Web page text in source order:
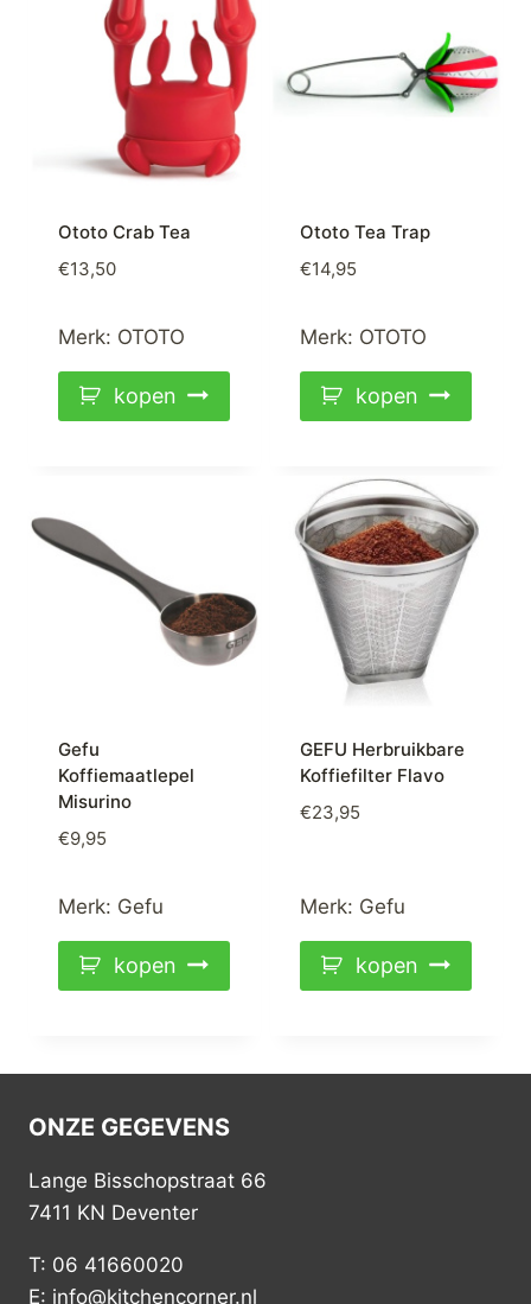
Ototo Crab Tea
€13,50
Merk: OTOTO
kopen
Ototo Tea Trap
€14,95
Merk: OTOTO
kopen
Gefu
Koffiemaatlepel
Misurino
€9,95
Merk: Gefu
kopen
GEFU Herbruikbare
Koffiefilter Flavo
€23,95
Merk: Gefu
kopen
ONZE GEGEVENS
Lange Bisschopstraat 66
7411 KN Deventer
T: 06 41660020
E: info@kitchencorner.nl